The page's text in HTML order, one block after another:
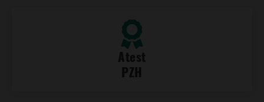
Atest
PZH